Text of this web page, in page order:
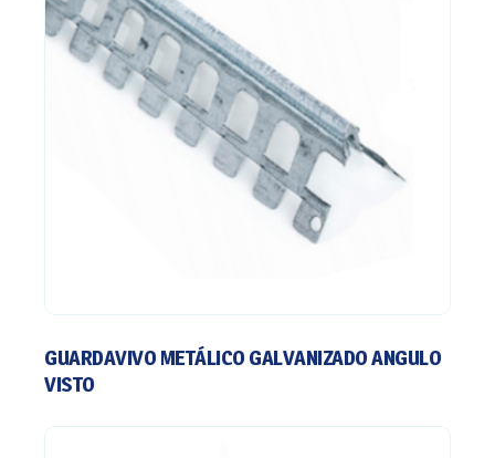
GUARDAVIVO METÁLICO GALVANIZADO ANGULO
VISTO